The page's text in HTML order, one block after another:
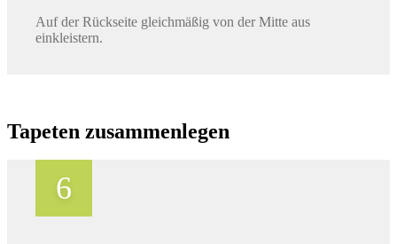
Auf der Rückseite gleichmäßig von der Mitte aus
einkleistern.
Tapeten zusammenlegen